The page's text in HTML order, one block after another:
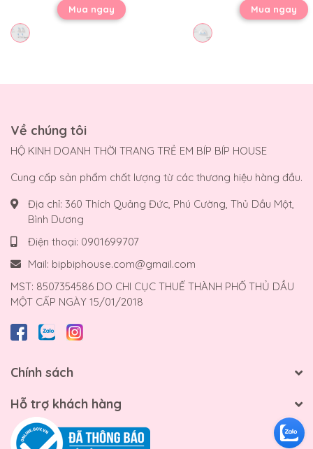
Mua ngay Mua ngay
Về chúng tôi
HỘ KINH DOANH THỜI TRANG TRẺ EM BÍP BÍP HOUSE
Cung cấp sản phẩm chất lượng từ các thương hiệu hàng đầu.
Địa chỉ: 360 Thích Quảng Đức, Phú Cường, Thủ Dầu Một,
Bình Dương
Điện thoại: 0901699707
Mail: bipbiphouse.com@gmail.com
MST: 8507354586 DO CHI CỤC THUẾ THÀNH PHỐ THỦ DẦU
MỘT CẤP NGÀY 15/01/2018
Chính sách
Hỗ trợ khách hàng